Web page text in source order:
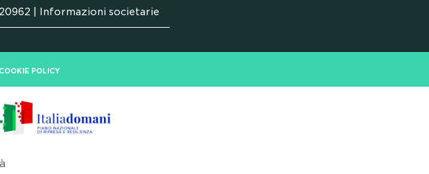
NOI
|
Informazioni societarie
COOKIE POLICY